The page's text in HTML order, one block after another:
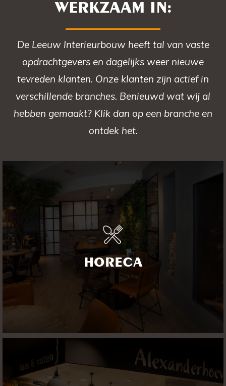
WERKZAAM IN:
De Leeuw Interieurbouw heeft tal van vaste
opdrachtgevers en dagelijks weer nieuwe
tevreden klanten. Onze klanten zijn actief in
verschillende branches. Benieuwd wat wij al
hebben gemaakt? Klik dan op een branche en
ontdek het.
HORECA
HORECA
Als restaurant, grand-café of bar wordt de eerste indruk
bepaald door het interieur. Ziet het er aansprekend uit
voor de gasten? Uiteraard moet het ook werkbaar zijn én
in stijl van het concept passen.